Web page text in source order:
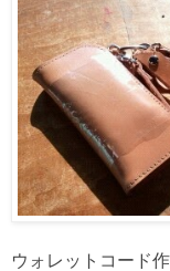
ウォレットコード作